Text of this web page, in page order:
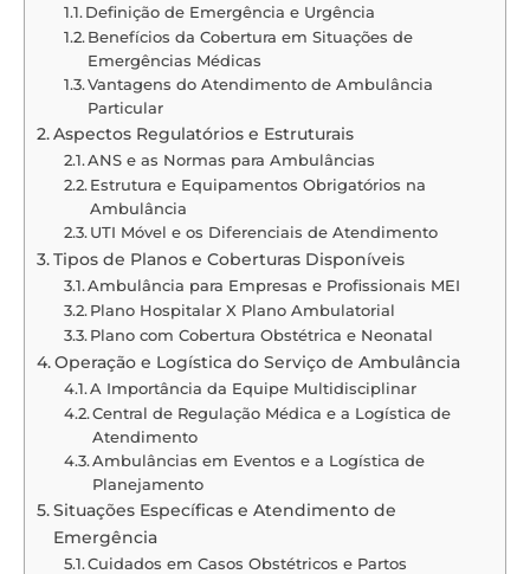
Definição de Emergência e Urgência
Benefícios da Cobertura em Situações de
Emergências Médicas
Vantagens do Atendimento de Ambulância
Particular
Aspectos Regulatórios e Estruturais
ANS e as Normas para Ambulâncias
Estrutura e Equipamentos Obrigatórios na
Ambulância
UTI Móvel e os Diferenciais de Atendimento
Tipos de Planos e Coberturas Disponíveis
Ambulância para Empresas e Profissionais MEI
Plano Hospitalar X Plano Ambulatorial
Plano com Cobertura Obstétrica e Neonatal
Operação e Logística do Serviço de Ambulância
A Importância da Equipe Multidisciplinar
Central de Regulação Médica e a Logística de
Atendimento
Ambulâncias em Eventos e a Logística de
Planejamento
Situações Específicas e Atendimento de
Emergência
Cuidados em Casos Obstétricos e Partos